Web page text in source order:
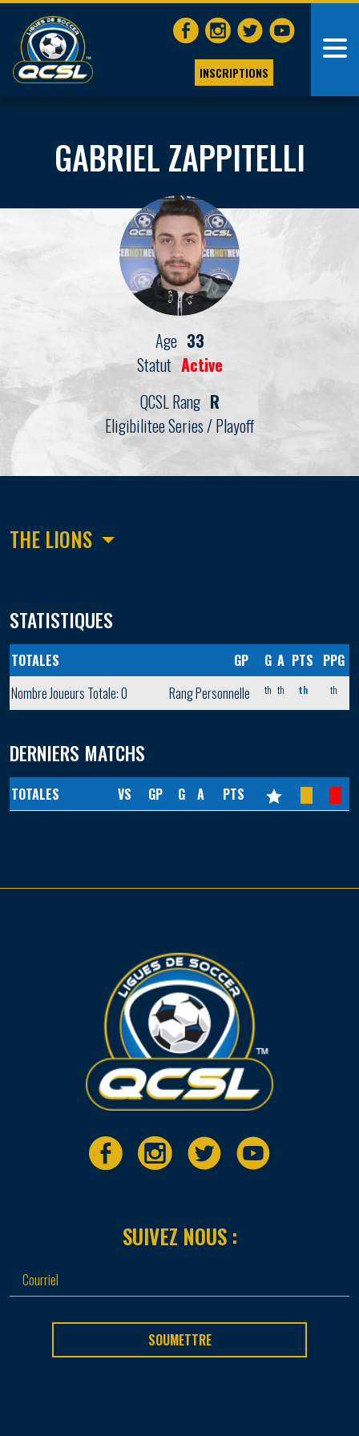
INSCRIPTIONS
GABRIEL ZAPPITELLI
Age 33
Statut Active
QCSL Rang R
Eligibilitee Series / Playoff
THE LIONS
STATISTIQUES
TOTALES GP G A PTS PPG
Nombre Joueurs Totale: 0
Rang Personnelle th th th th
DERNIERS MATCHS
TOTALES VS GP G A PTS
SUIVEZ NOUS :
SOUMETTRE